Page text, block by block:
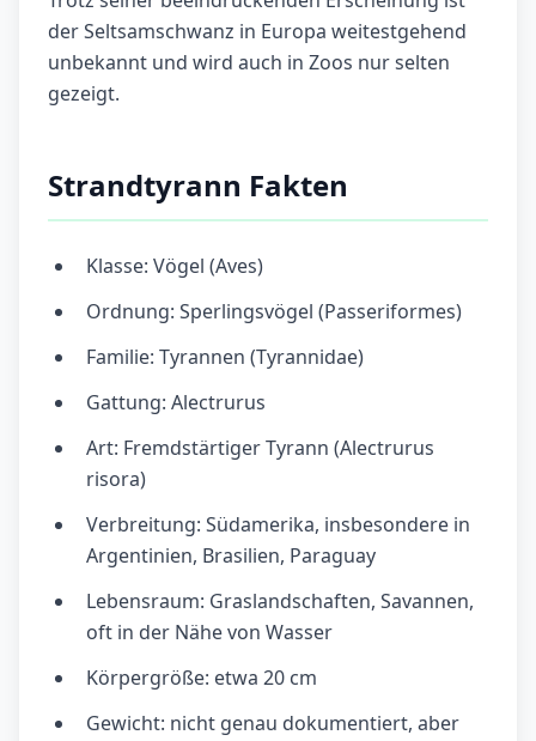
der Seltsamschwanz in Europa weitestgehend
unbekannt und wird auch in Zoos nur selten
gezeigt.
Strandtyrann Fakten
Klasse: Vögel (Aves)
Ordnung: Sperlingsvögel (Passeriformes)
Familie: Tyrannen (Tyrannidae)
Gattung: Alectrurus
Art: Fremdstärtiger Tyrann (Alectrurus
risora)
Verbreitung: Südamerika, insbesondere in
Argentinien, Brasilien, Paraguay
Lebensraum: Graslandschaften, Savannen,
oft in der Nähe von Wasser
Körpergröße: etwa 20 cm
Gewicht: nicht genau dokumentiert, aber